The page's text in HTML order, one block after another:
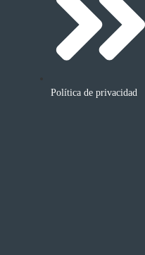
Política de privacidad